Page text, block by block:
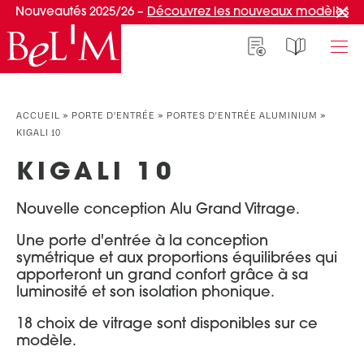
Nouveautés 2025/26 – Découvrez les nouveaux modèles
PAR TYPE
Portes d’entrée
Portes d’entrée grand trafic
PAR STYLE
Portes d’entrée contemporaines
Portes d’entrée classiques
Portes d’entrée vitrées
Portes d'entrée pleines
PAR TYPE
Marquises
S'INSPIRER ET CHOISIR
Témoignages clients
Une entrée sur mesure
Accueil connecté
Faire mon choix
RÉUSSIR MON PROJET
Conseils de pro
Normes & fiscalité
ACCUEIL » PORTE D’ENTRÉE » PORTES D'ENTRÉE ALUMINIUM »
KIGALI 10
KIGALI 10
Nouvelle conception Alu Grand Vitrage.
Une porte d'entrée à la conception
symétrique et aux proportions équilibrées qui
apporteront un grand confort grâce à sa
luminosité et son isolation phonique.
18 choix de vitrage sont disponibles sur ce
modèle.